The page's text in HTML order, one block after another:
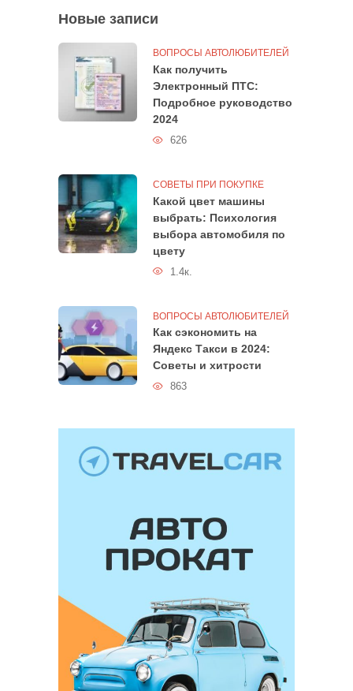
Новые записи
ВОПРОСЫ АВТОЛЮБИТЕЛЕЙ
Как получить
Электронный ПТС:
Подробное руководство
2024
626
СОВЕТЫ ПРИ ПОКУПКЕ
Какой цвет машины
выбрать: Психология
выбора автомобиля по
цвету
1.4к.
ВОПРОСЫ АВТОЛЮБИТЕЛЕЙ
Как сэкономить на
Яндекс Такси в 2024:
Советы и хитрости
863